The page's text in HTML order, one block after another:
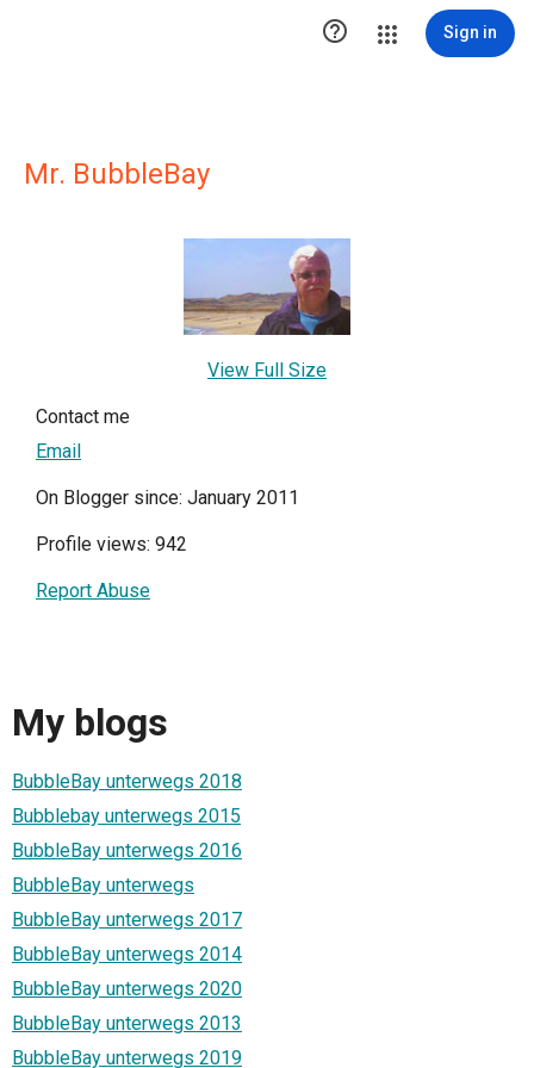
 Sign in
Mr. BubbleBay
View Full Size
Contact me
Email
On Blogger since: January 2011
Profile views: 942
Report Abuse
My blogs
BubbleBay unterwegs 2018
Bubblebay unterwegs 2015
BubbleBay unterwegs 2016
BubbleBay unterwegs
BubbleBay unterwegs 2017
BubbleBay unterwegs 2014
BubbleBay unterwegs 2020
BubbleBay unterwegs 2013
BubbleBay unterwegs 2019